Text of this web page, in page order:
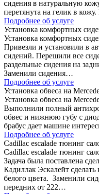
сидения в натуральную
перетянута на гелик в
Подробнее об услуге
Установка комфортных
Установка комфортных
Привезли и установили в
сидений. Перешили все
раздельные сидения на
Заменили сидения…
Подробнее об услуге
Установка обвеса на
Установка обвеса на
Выполнили полный
обвес и нижнюю губу с
брабус дает машине
Подробнее об услуге
Сadillac escalade тюнинг
Сadillac escalade тюнинг
Задача была поставлена
Кадиллак Эскалейт
белого цвета. Заменили
передних от 222…